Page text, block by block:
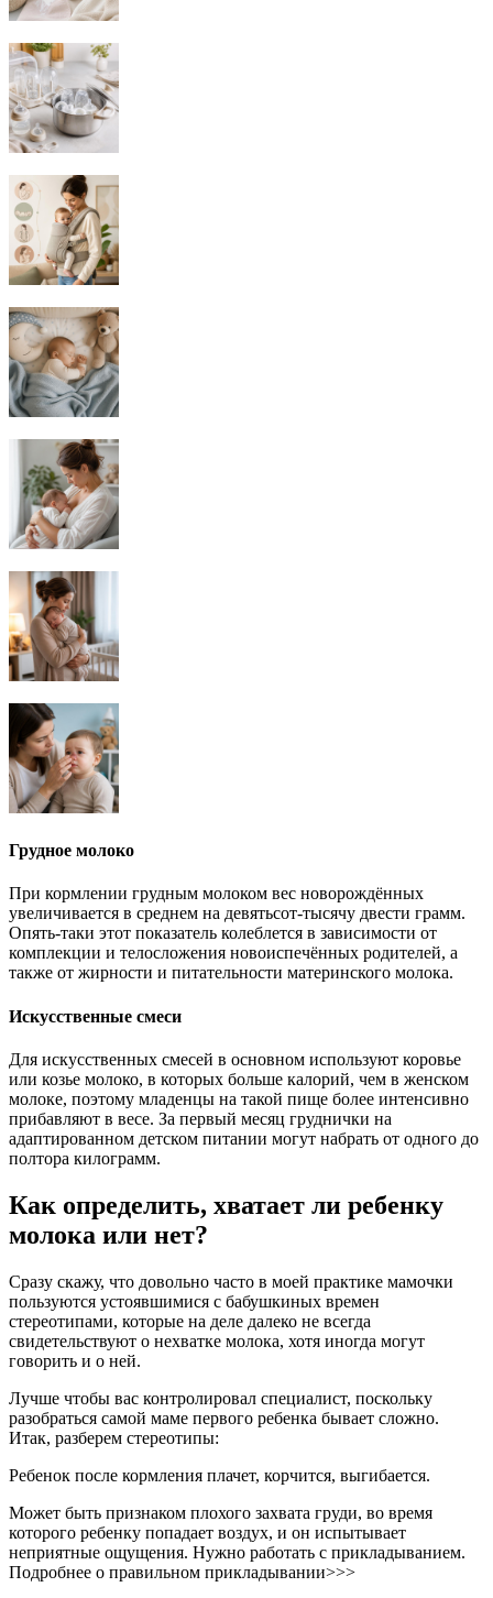
Грудное молоко
При кормлении грудным молоком вес новорождённых
увеличивается в среднем на девятьсот-тысячу двести грамм.
Опять-таки этот показатель колеблется в зависимости от
комплекции и телосложения новоиспечённых родителей, а
также от жирности и питательности материнского молока.
Искусственные смеси
Для искусственных смесей в основном используют коровье
или козье молоко, в которых больше калорий, чем в женском
молоке, поэтому младенцы на такой пище более интенсивно
прибавляют в весе. За первый месяц груднички на
адаптированном детском питании могут набрать от одного до
полтора килограмм.
Как определить, хватает ли ребенку
молока или нет?
Сразу скажу, что довольно часто в моей практике мамочки
пользуются устоявшимися с бабушкиных времен
стереотипами, которые на деле далеко не всегда
свидетельствуют о нехватке молока, хотя иногда могут
говорить и о ней.
Лучше чтобы вас контролировал специалист, поскольку
разобраться самой маме первого ребенка бывает сложно.
Итак, разберем стереотипы:
Ребенок после кормления плачет, корчится, выгибается.
Может быть признаком плохого захвата груди, во время
которого ребенку попадает воздух, и он испытывает
неприятные ощущения. Нужно работать с прикладыванием.
Подробнее о правильном прикладывании>>>